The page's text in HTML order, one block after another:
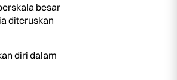
besar
diteruskan
diri dalam